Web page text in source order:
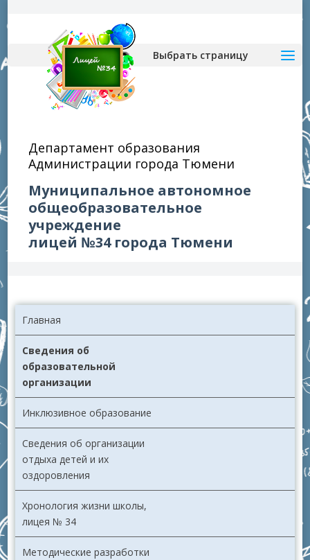
Департамент образования
Администрации города Тюмени
Муниципальное автономное
общеобразовательное
учреждение
лицей №34 города Тюмени
Выбрать страницу
Главная
Сведения об
образовательной
организации
Инклюзивное образование
Сведения об организации
отдыха детей и их
оздоровления
Хронология жизни школы,
лицея № 34
Методические разработки